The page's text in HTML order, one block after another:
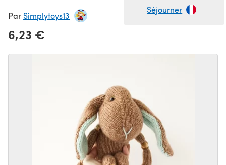
Séjourner
Par Simplytoys13
6,23 €